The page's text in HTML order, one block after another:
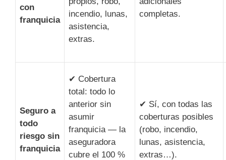
con
franquicia
incendio, lunas,
asistencia,
extras.
completas.
Seguro a
todo
riesgo sin
franquicia
✔ Cobertura
total: todo lo
anterior sin
asumir
franquicia — la
aseguradora
cubre el 100 %
✔ Sí, con todas las
coberturas posibles
(robo, incendio,
lunas, asistencia,
extras…).